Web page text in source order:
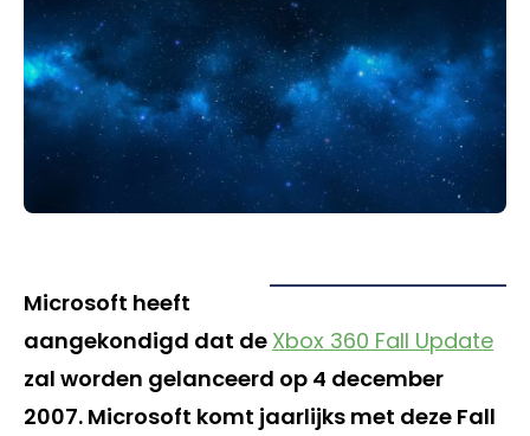
Microsoft heeft
aangekondigd dat de Xbox 360 Fall Update
zal worden gelanceerd op 4 december
2007. Microsoft komt jaarlijks met deze Fall